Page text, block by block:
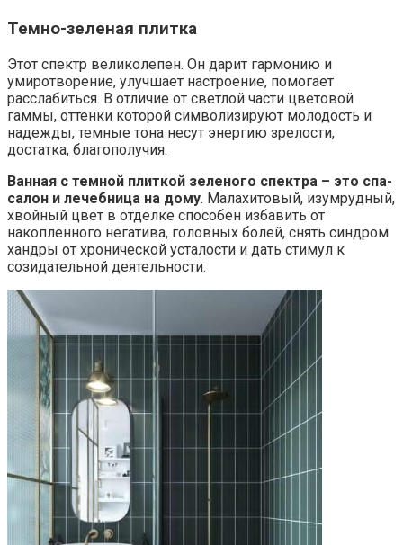
Темно-зеленая плитка
Этот спектр великолепен. Он дарит гармонию и
умиротворение, улучшает настроение, помогает
расслабиться. В отличие от светлой части цветовой
гаммы, оттенки которой символизируют молодость и
надежды, темные тона несут энергию зрелости,
достатка, благополучия.
Ванная с темной плиткой зеленого спектра – это спа-
салон и лечебница на дому. Малахитовый, изумрудный,
хвойный цвет в отделке способен избавить от
накопленного негатива, головных болей, снять синдром
хандры от хронической усталости и дать стимул к
созидательной деятельности.